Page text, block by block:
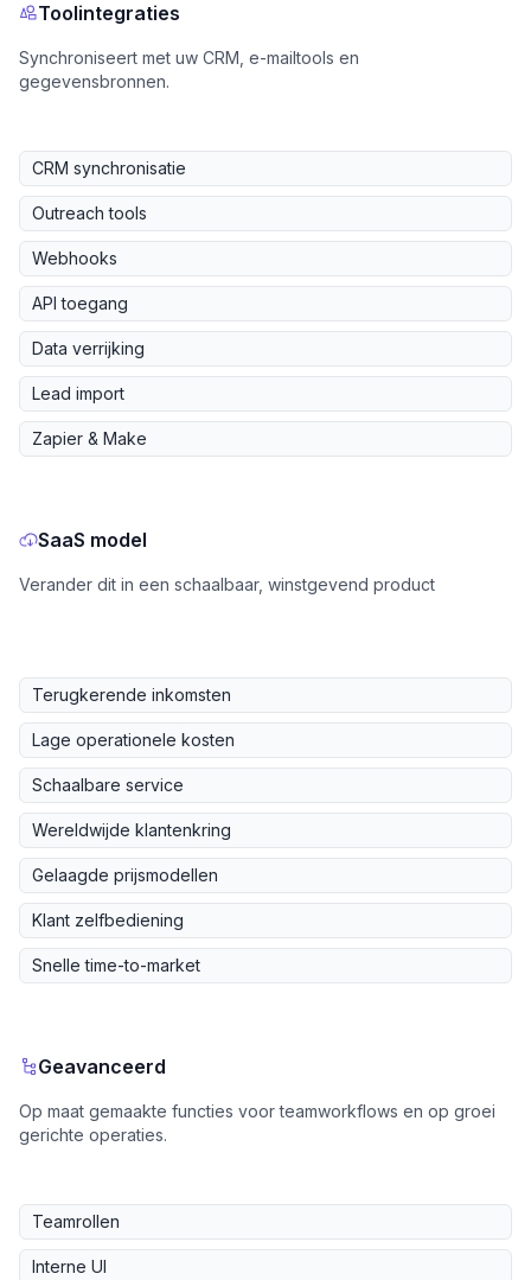
Toolintegraties
Synchroniseert met uw CRM, e-mailtools en
gegevensbronnen.
CRM synchronisatie
Outreach tools
Webhooks
API toegang
Data verrijking
Lead import
Zapier & Make
SaaS model
Verander dit in een schaalbaar, winstgevend product
Terugkerende inkomsten
Lage operationele kosten
Schaalbare service
Wereldwijde klantenkring
Gelaagde prijsmodellen
Klant zelfbediening
Snelle time-to-market
Geavanceerd
Op maat gemaakte functies voor teamworkflows en op groei
gerichte operaties.
Teamrollen
Interne UI